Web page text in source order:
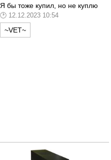
Я бы тоже купил, но не куплю
12.12.2023 10:54
~VET~